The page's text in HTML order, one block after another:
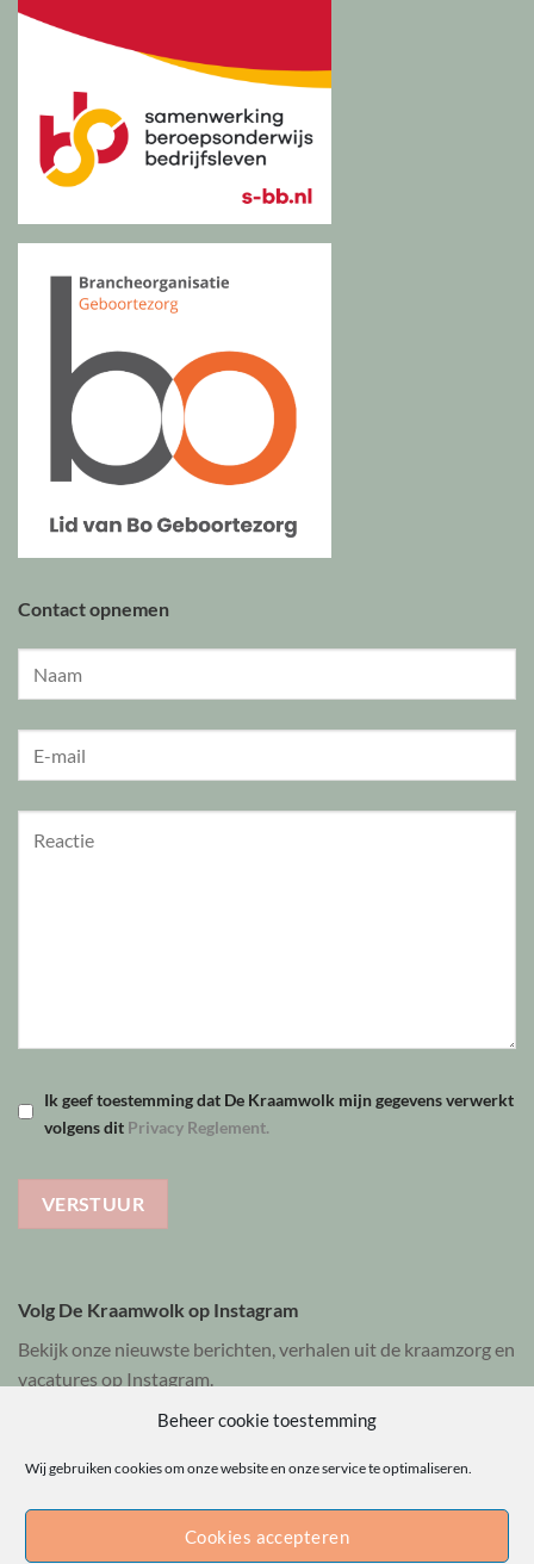
Beheer cookie toestemming
Wij gebruiken cookies om onze website en onze service te optimaliseren.
Cookies accepteren
Contact opnemen
Ik geef toestemming dat De Kraamwolk mijn gegevens verwerkt
volgens dit Privacy Reglement.
Volg De Kraamwolk op Instagram
Bekijk onze nieuwste berichten, verhalen uit de kraamzorg en
vacatures op Instagram.